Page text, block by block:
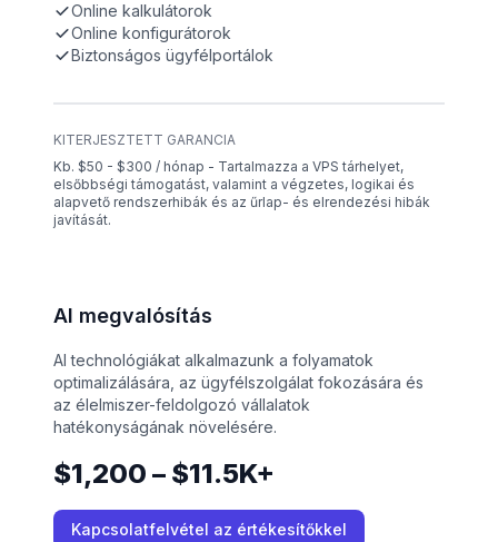
Online kalkulátorok
Online konfigurátorok
Biztonságos ügyfélportálok
KITERJESZTETT GARANCIA
Kb. $50 - $300 / hónap - Tartalmazza a VPS tárhelyet,
elsőbbségi támogatást, valamint a végzetes, logikai és
alapvető rendszerhibák és az űrlap- és elrendezési hibák
javítását.
AI megvalósítás
AI technológiákat alkalmazunk a folyamatok
optimalizálására, az ügyfélszolgálat fokozására és
az élelmiszer-feldolgozó vállalatok
hatékonyságának növelésére.
$1,200 – $11.5K+
Kapcsolatfelvétel az értékesítőkkel